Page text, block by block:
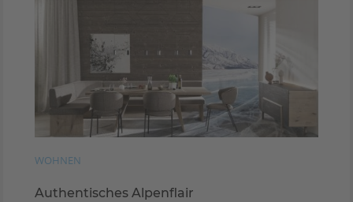
WOHNEN
Authentisches Alpenflair